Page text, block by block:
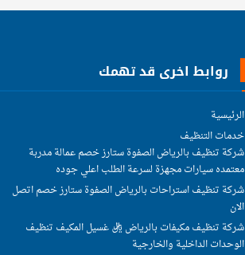
روابط اخرى قد تهمك
الرئيسية
خدمات التنظيف
شركة تنظيف بالرياض الصفوة ستارز خصم عمالة مدربة
معتمده سيارات مجهزة لسرعة الطلب اعلي جوده
شركة تنظيف استراحات بالرياض الصفوة ستارز خصم اتصل
الان
شركة تنظيف مكيفات بالرياض ريال غسيل المكيف تنظيف
الوحدات الداخلية والخارجية